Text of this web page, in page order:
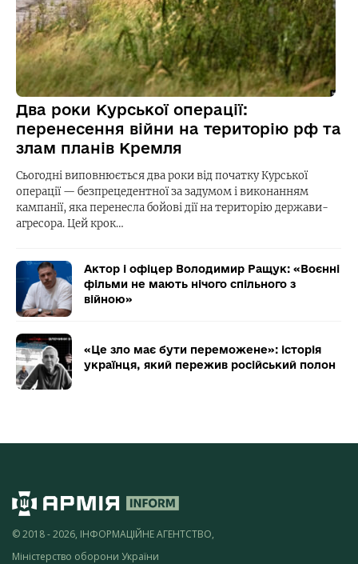
Два роки Курської операції:
перенесення війни на територію рф та
злам планів Кремля
Сьогодні виповнюється два роки від початку Курської
операції — безпрецедентної за задумом і виконанням
кампанії, яка перенесла бойові дії на територію держави-
агресора. Цей крок…
Актор і офіцер Володимир Ращук: «Воєнні
фільми не мають нічого спільного з
війною»
«Це зло має бути переможене»: історія
українця, який пережив російський полон
© 2018 - 2026, ІНФОРМАЦІЙНЕ АГЕНТСТВО,
Міністерство оборони України